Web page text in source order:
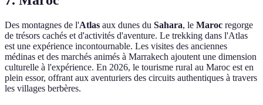
Des montagnes de l'Atlas aux dunes du Sahara, le Maroc regorge
de trésors cachés et d'activités d'aventure. Le trekking dans l'Atlas
est une expérience incontournable. Les visites des anciennes
médinas et des marchés animés à Marrakech ajoutent une dimension
culturelle à l'expérience. En 2026, le tourisme rural au Maroc est en
plein essor, offrant aux aventuriers des circuits authentiques à travers
les villages berbères.